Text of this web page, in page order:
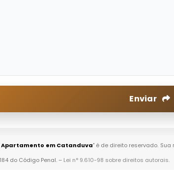
Enviar
em Catanduva" é de direito reservado.
do Código Penal. – Lei n° 9.610-98 sobre direitos autorais.